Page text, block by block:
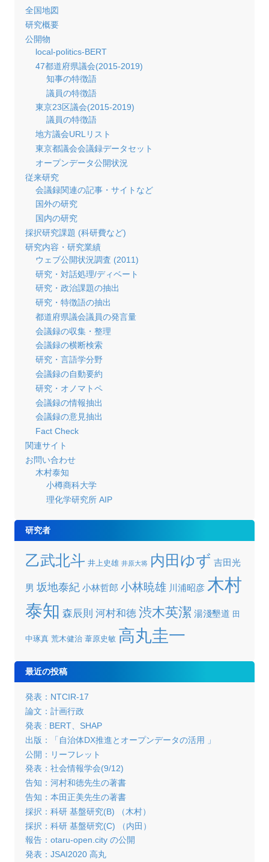
全国地図
研究概要
公開物
local-politics-BERT
47都道府県議会(2015-2019)
知事の特徴語
議員の特徴語
東京23区議会(2015-2019)
議員の特徴語
地方議会URLリスト
東京都議会会議録データセット
オープンデータ公開状況
従来研究
会議録関連の記事・サイトなど
国外の研究
国内の研究
採択研究課題 (科研費など)
研究内容・研究業績
ウェブ公開状況調査 (2011)
研究・対話処理/ディベート
研究・政治課題の抽出
研究・特徴語の抽出
都道府県議会議員の発言量
会議録の収集・整理
会議録の横断検索
研究・言語学分野
会議録の自動要約
研究・オノマトペ
会議録の情報抽出
会議録の意見抽出
Fact Check
関連サイト
お問い合わせ
木村泰知
小樽商科大学
理化学研究所 AIP
研究者
乙武北斗 井上史雄 井原大将 内田ゆず 吉田光
男 坂地泰紀 小林哲郎 小林暁雄 川浦昭彦 木村
泰知 森辰則 河村和徳 渋木英潔 湯淺墾道 田
中琢真 荒木健治 葦原史敏 高丸圭一
最近の投稿
発表：NTCIR-17
論文：計画行政
発表 : BERT、SHAP
出版：「自治体DX推進とオープンデータの活用 」
公開：リーフレット
発表：社会情報学会(9/12)
告知：河村和徳先生の著書
告知：本田正美先生の著書
採択：科研 基盤研究(B) （木村）
採択：科研 基盤研究(C) （内田）
報告：otaru-open.city の公開
発表：JSAI2020 高丸